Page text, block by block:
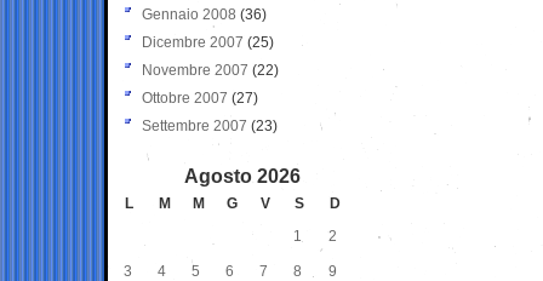
Gennaio 2008 (36)
Dicembre 2007 (25)
Novembre 2007 (22)
Ottobre 2007 (27)
Settembre 2007 (23)
Agosto 2026
L M M G V S
D
1
2
3 4 5 6 7 8 9